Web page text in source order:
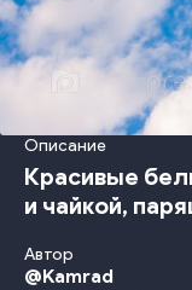
Описание
Красивые
и чайкой,
Автор
@Kamrad